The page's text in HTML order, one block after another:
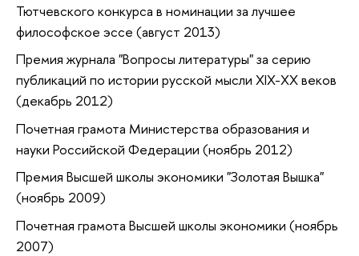
Тютчевского конкурса в номинации за лучшее
философское эссе (август 2013)
Премия журнала "Вопросы литературы" за серию
публикаций по истории русской мысли XIX-XX веков
(декабрь 2012)
Почетная грамота Министерства образования и
науки Российской Федерации (ноябрь 2012)
Премия Высшей школы экономики "Золотая Вышка"
(ноябрь 2009)
Почетная грамота Высшей школы экономики (ноябрь
2007)